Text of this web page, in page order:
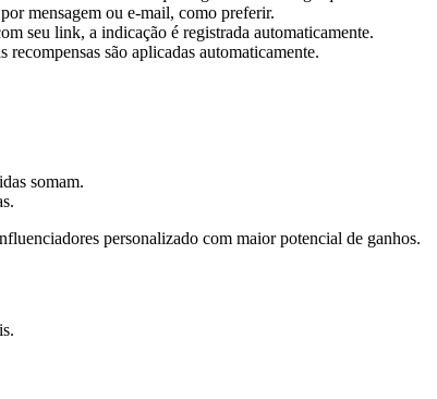
mensagem ou e-mail, como preferir.
seu link, a indicação é registrada automaticamente.
são aplicadas automaticamente.
somam.
personalizado com maior potencial de ganhos.